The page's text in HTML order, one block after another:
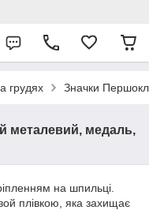
грудях Значки
металевий, медаль,
на шпильці.
плівкою, яка захищає